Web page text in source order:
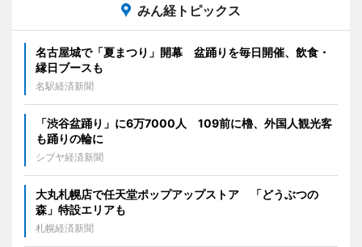
みん経トピックス
名古屋城で「夏まつり」開幕 盆踊りを毎日開催、飲食・
縁日ブースも
名駅経済新聞
「渋谷盆踊り」に6万7000人 109前に櫓、外国人観光客
も踊りの輪に
シブヤ経済新聞
大丸札幌店で任天堂ポップアップストア 「どうぶつの
森」特設エリアも
札幌経済新聞